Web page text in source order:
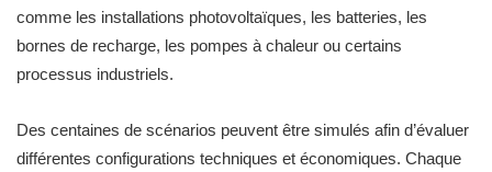
comme les installations photovoltaïques, les batteries, les
bornes de recharge, les pompes à chaleur ou certains
processus industriels.
Des centaines de scénarios peuvent être simulés afin d’évaluer
différentes configurations techniques et économiques. Chaque